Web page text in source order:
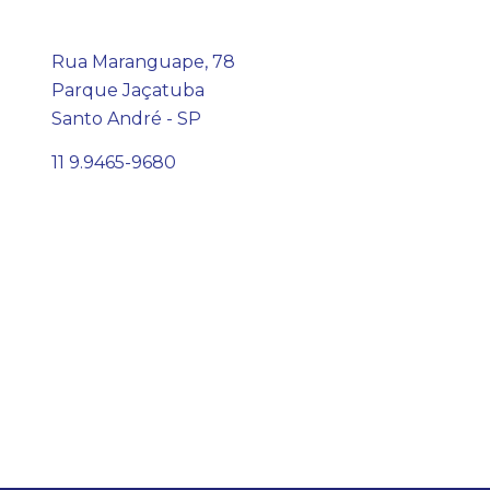
Rua Maranguape, 78
Parque Jaçatuba
Santo André - SP
11 9.9465-9680